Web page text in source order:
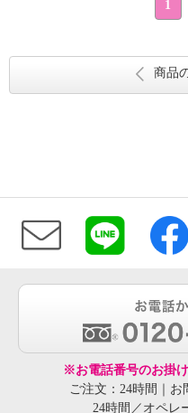
1
商品
※お電話番号のお掛
ご注文：24時間｜
24時間／オペレ